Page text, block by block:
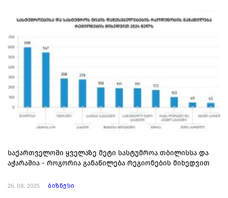
საქართველოში ყველაზე მეტი სასტუმროა თბილისსა და
აჭარაშია - როგორია განაწილება რეგიონების მიხედვით
26. 08. 2025 ბიზნესი